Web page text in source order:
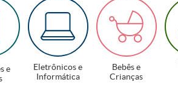
e
Eletrônicos e
Informática
Bebês e
Crianças